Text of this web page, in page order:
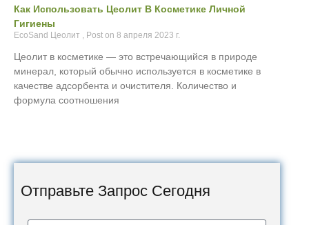
Как Использовать Цеолит В Косметике Личной
Гигиены
EcoSand Цеолит 8 апреля 2023 г.
Цеолит в косметике — это встречающийся в природе
минерал, который обычно используется в косметике в
качестве адсорбента и очистителя. Количество и
формула соотношения
Отправьте Запрос Сегодня